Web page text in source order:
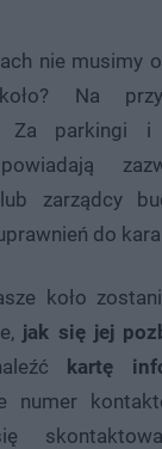
nie musimy
Na
Za parkingi i
zarządcy
do
koło
jak się jej
kartę
numer